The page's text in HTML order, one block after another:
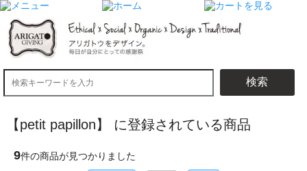
検索
【petit papillon】 に登録されている商品
9件の商品が見つかりました